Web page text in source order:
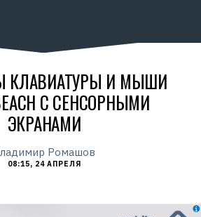
КЛАВИАТУРЫ И МЫШИ
С СЕНСОРНЫМИ
ЭКРАНАМИ
Ромашов
08:15, 24 АПРЕЛЯ